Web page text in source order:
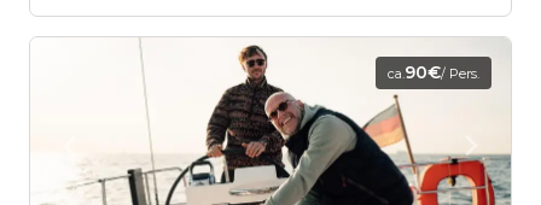
ca.90€/ Pers.